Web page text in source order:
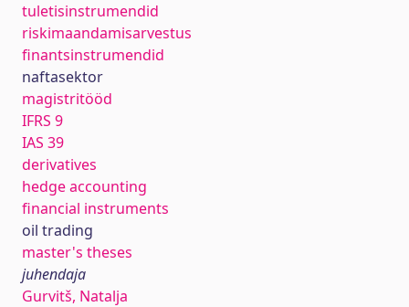
tuletisinstrumendid
riskimaandamisarvestus
finantsinstrumendid
naftasektor
magistritööd
IFRS 9
IAS 39
derivatives
hedge accounting
financial instruments
oil trading
master's theses
juhendaja
Gurvitš, Natalja